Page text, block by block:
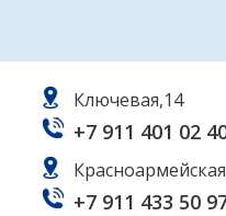
Ключевая,14
+7 911 401 02
+7 911 433 50